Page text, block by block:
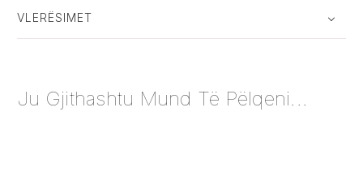
VLERËSIMET
Ju Gjithashtu Mund Të Pëlqeni...